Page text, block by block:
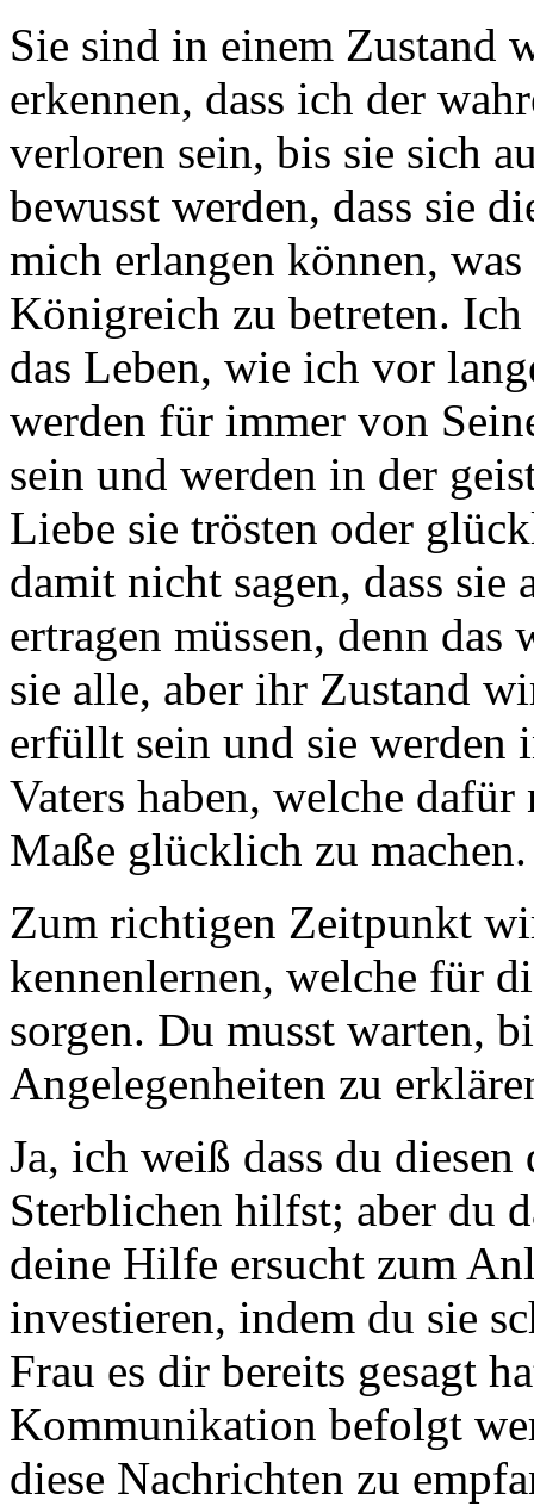
Sie sind in einem Zustand
erkennen, dass ich der
verloren sein, bis sie sich
bewusst werden, dass sie
mich erlangen können,
Königreich zu betreten.
das Leben, wie ich vor
werden für immer von
sein und werden in der
Liebe sie trösten oder
damit nicht sagen, dass
ertragen müssen, denn
sie alle, aber ihr Zustand
erfüllt sein und sie werden
Vaters haben, welche
Maße glücklich zu machen.
Zum richtigen Zeitpunkt
kennenlernen, welche für
sorgen. Du musst warten,
Angelegenheiten zu
Ja, ich weiß dass du
Sterblichen hilfst; aber du
deine Hilfe ersucht zum
investieren, indem du sie
Frau es dir bereits gesagt
Kommunikation befolgt
diese Nachrichten zu